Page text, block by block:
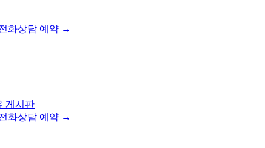
화상담 예약 →
게시판
화상담 예약 →